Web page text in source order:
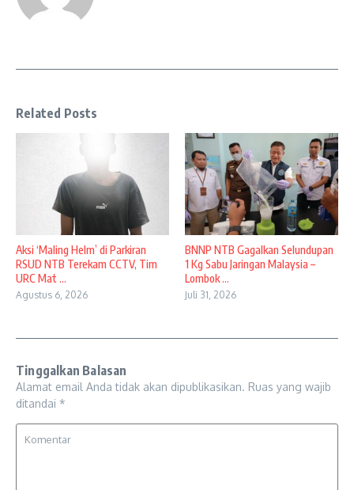
Related Posts
Aksi ‘Maling Helm’ di Parkiran
RSUD NTB Terekam CCTV, Tim
URC Mat ...
Agustus 6, 2026
BNNP NTB Gagalkan Selundupan
1 Kg Sabu Jaringan Malaysia –
Lombok ...
Juli 31, 2026
Tinggalkan Balasan
Alamat email Anda tidak akan dipublikasikan. Ruas yang wajib
ditandai *